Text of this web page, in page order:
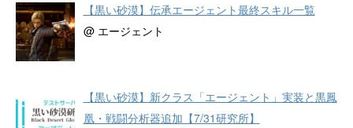
【黒い砂漠】伝承エージェント最終スキル一覧
@ エージェント
【黒い砂漠】新クラス「エージェント」実装と黒鳳
凰・戦闘分析器追加【7/31研究所】